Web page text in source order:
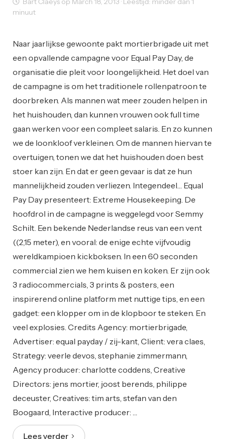
minuut
Naar jaarlijkse gewoonte pakt mortierbrigade uit met
een opvallende campagne voor Equal Pay Day, de
organisatie die pleit voor loongelijkheid. Het doel van
de campagne is om het traditionele rollenpatroon te
doorbreken. Als mannen wat meer zouden helpen in
het huishouden, dan kunnen vrouwen ook full time
gaan werken voor een compleet salaris. En zo kunnen
we de loonkloof verkleinen. Om de mannen hiervan te
overtuigen, tonen we dat het huishouden doen best
stoer kan zijn. En dat er geen gevaar is dat ze hun
mannelijkheid zouden verliezen. Integendeel… Equal
Pay Day presenteert: Extreme Housekeeping. De
hoofdrol in de campagne is weggelegd voor Semmy
Schilt. Een bekende Nederlandse reus van een vent
((2,15 meter), en vooral: de enige echte vijfvoudig
wereldkampioen kickboksen. In een 60 seconden
commercial zien we hem kuisen en koken. Er zijn ook
3 radiocommercials, 3 prints & posters, een
inspirerend online platform met nuttige tips, en een
gadget: een klopper om in de klopboor te steken. En
veel explosies. Credits Agency: mortierbrigade,
Advertiser: equal payday / zij-kant, Client: vera claes,
Strategy: veerle devos, stephanie zimmermann,
Agency producer: charlotte coddens, Creative
Directors: jens mortier, joost berends, philippe
deceuster, Creatives: tim arts, stefan van den
Boogaard, Interactive producer: …
Lees verder